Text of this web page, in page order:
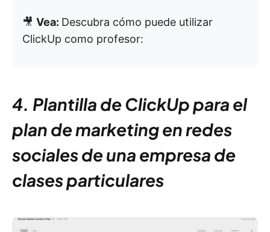
🎥 Vea: Descubra cómo puede utilizar
ClickUp como profesor:
4. Plantilla de ClickUp para el
plan de marketing en redes
sociales de una empresa de
clases particulares